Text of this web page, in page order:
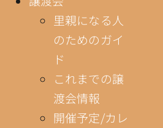
里親になる人
のためのガイ
ド
これまでの譲
渡会情報
開催予定/カレ